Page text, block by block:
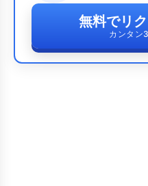
無料でリ
カンタン